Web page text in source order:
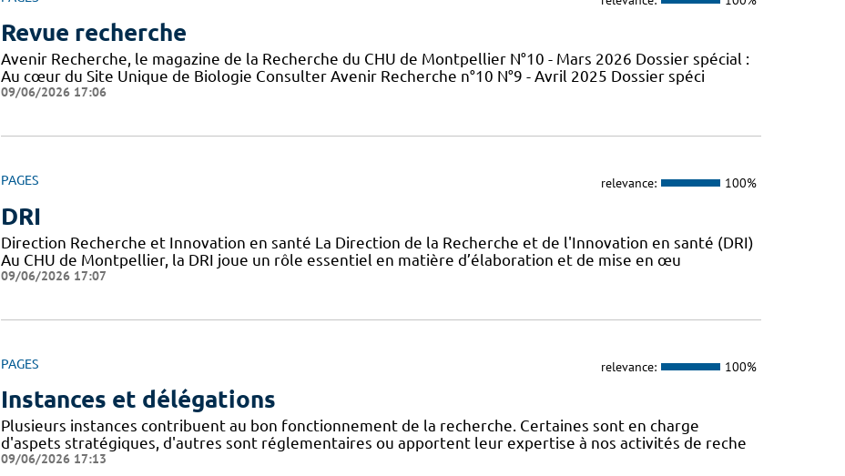
Revue recherche
Avenir Recherche, le magazine de la Recherche du CHU de Montpellier N°10 - Mars 2026 Dossier spécial :
Au cœur du Site Unique de Biologie Consulter Avenir Recherche n°10 N°9 - Avril 2025 Dossier spéci
09/06/2026 17:06
PAGES relevance: 100%
DRI
Direction Recherche et Innovation en santé La Direction de la Recherche et de l'Innovation en santé (DRI)
Au CHU de Montpellier, la DRI joue un rôle essentiel en matière d’élaboration et de mise en œu
09/06/2026 17:07
PAGES relevance: 100%
Instances et délégations
Plusieurs instances contribuent au bon fonctionnement de la recherche. Certaines sont en charge
d'aspets stratégiques, d'autres sont réglementaires ou apportent leur expertise à nos activités de reche
09/06/2026 17:13